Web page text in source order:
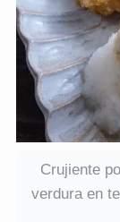
Crujiente
verdura en